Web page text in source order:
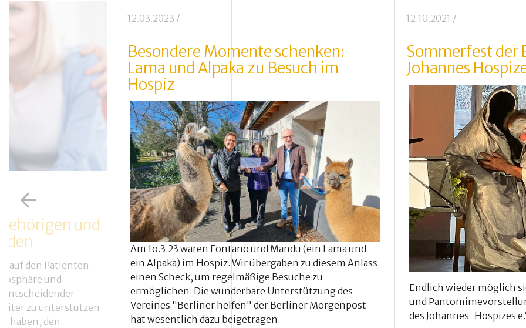
und
auf den Patienten
und
entscheidender
zu unterstützen
haben, den
12.03.2023 /
Besondere Momente schenken:
Lama und Alpaka zu Besuch im
Hospiz
Am 1o.3.23 waren Fontano und Mandu (ein Lama und
ein Alpaka) im Hospiz. Wir übergaben zu diesem Anlass
einen Scheck, um regelmäßige Besuche zu
ermöglichen. Die wunderbare Unterstützung des
Vereines "Berliner helfen" der Berliner Morgenpost
hat wesentlich dazu beigetragen.
12.10.2021 /
Sommerfest der
Johannes
Endlich wieder möglich
und
des Johannes-Hospizes